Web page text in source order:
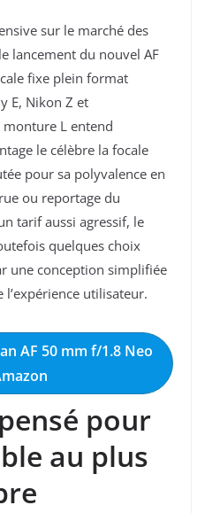
sur le marché des
lancement du nouvel AF
fixe plein format
E, Nikon Z et
monture L entend
le célèbre la focale
pour sa polyvalence en
ou reportage du
tarif aussi agressif, le
quelques choix
une conception simplifiée
utilisateur.
AF 50 mm f/1.8 Neo
pour
au plus